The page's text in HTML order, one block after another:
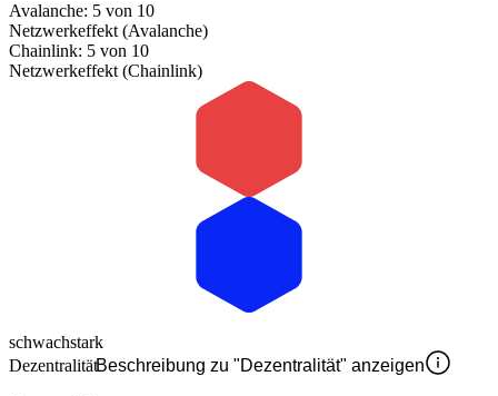
Avalanche: 5 von 10
Netzwerkeffekt (Avalanche)
Chainlink: 5 von 10
Netzwerkeffekt (Chainlink)
schwachstark
DezentralitätBeschreibung zu "Dezentralität" anzeigen